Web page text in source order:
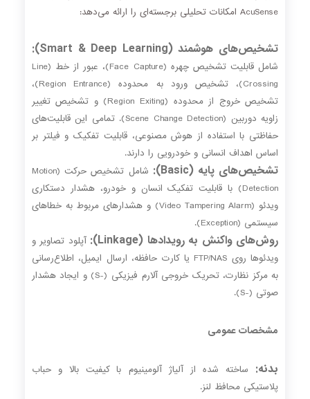
AcuSense امکانات تحلیلی برجسته‌ای را ارائه می‌دهد:
تشخیص‌های هوشمند (Smart & Deep Learning):
شامل قابلیت تشخیص چهره (Face Capture)، عبور از خط (Line
Crossing)، تشخیص ورود به محدوده (Region Entrance)،
تشخیص خروج از محدوده (Region Exiting) و تشخیص تغییر
زاویه دوربین (Scene Change Detection). تمامی این قابلیت‌های
حفاظتی با استفاده از هوش مصنوعی، قابلیت تفکیک و فیلتر بر
اساس اهداف انسانی و خودرویی را دارند.
تشخیص‌های پایه (Basic):
شامل تشخیص حرکت (Motion
Detection) با قابلیت تفکیک انسان و خودرو، هشدار دستکاری
ویدئو (Video Tampering Alarm) و هشدارهای مربوط به خطاهای
سیستمی (Exception).
روش‌های واکنش به رویدادها (Linkage):
آپلود تصاویر و
ویدئوها روی FTP/NAS یا کارت حافظه، ارسال ایمیل، اطلاع‌رسانی
به مرکز نظارت، تحریک خروجی آلارم فیزیکی (-S) و ایجاد هشدار
صوتی (-S).
مشخصات عمومی
بدنه: ساخته شده از آلیاژ آلومینیوم با کیفیت بالا و حباب
پلاستیکی محافظ لنز.